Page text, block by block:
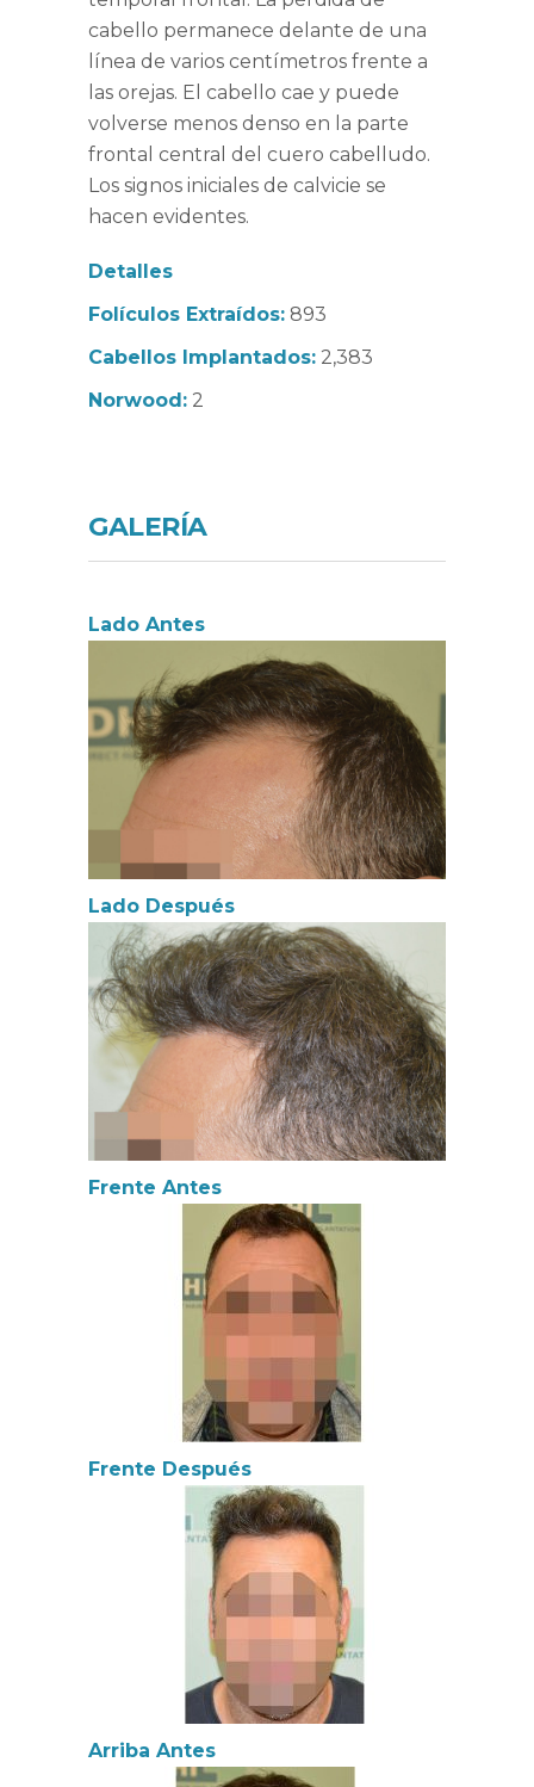
cabello permanece delante de una
línea de varios centímetros frente a
las orejas. El cabello cae y puede
volverse menos denso en la parte
frontal central del cuero cabelludo.
Los signos iniciales de calvicie se
hacen evidentes.
Detalles
Folículos Extraídos: 893
Cabellos Implantados: 2,383
Norwood: 2
GALERÍA
Lado Antes
Lado Después
Frente Antes
Frente Después
Arriba Antes